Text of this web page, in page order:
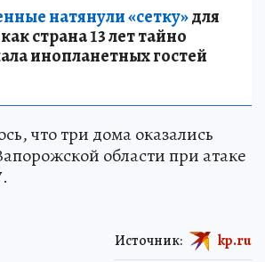
натянули «сетку»для
страна 13 лет тайно
инопланетных гостей
что три дома оказались
области при атаке
Источник: kp.ru